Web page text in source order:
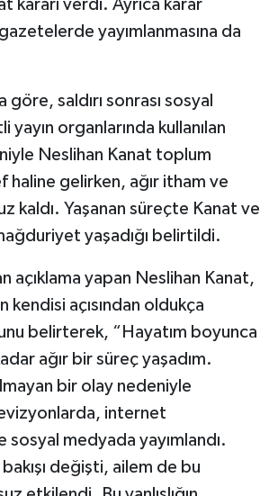
kararı verdi. Ayrıca karar
yayımlanmasına da
göre, saldırı sonrası sosyal
yayın organlarında kullanılan
Neslihan Kanat toplum
haline gelirken, ağır itham ve
kaldı. Yaşanan süreçte Kanat ve
yaşadığı belirtildi.
açıklama yapan Neslihan Kanat,
kendisi açısından oldukça
belirterek, “Hayatım boyunca
ağır bir süreç yaşadım.
bir olay nedeniyle
internet
sosyal medyada yayımlandı.
bakışı değişti, ailem de bu